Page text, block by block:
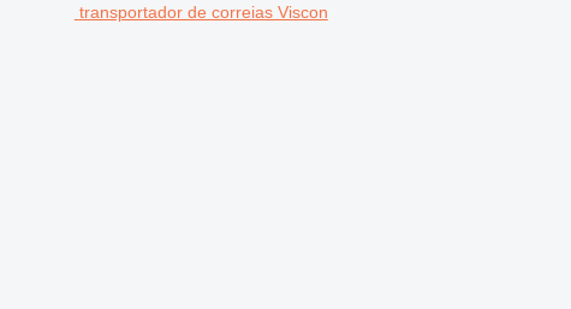
transportador de correias Viscon